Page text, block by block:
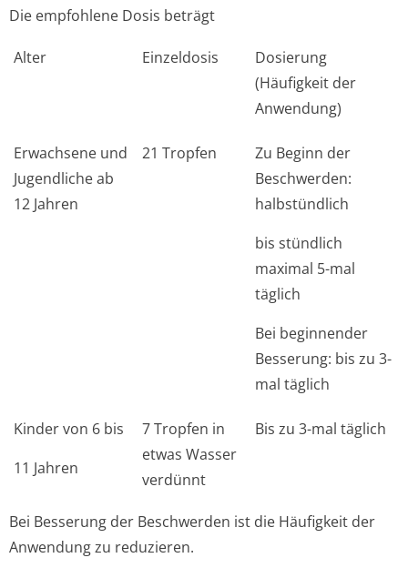
Die empfohlene Dosis beträgt
Alter Einzeldosis
Dosierung
(Häufigkeit der
Anwendung)
Erwachsene und
Jugendliche ab
12 Jahren
21 Tropfen
Zu Beginn der
Beschwerden:
halbstündlich
bis stündlich
maximal 5-mal
täglich
Bei beginnender
Besserung: bis zu 3-
mal täglich
Kinder von 6 bis
11 Jahren
7 Tropfen in
etwas Wasser
verdünnt
Bis zu 3-mal täglich
Bei Besserung der Beschwerden ist die Häufigkeit der
Anwendung zu reduzieren.